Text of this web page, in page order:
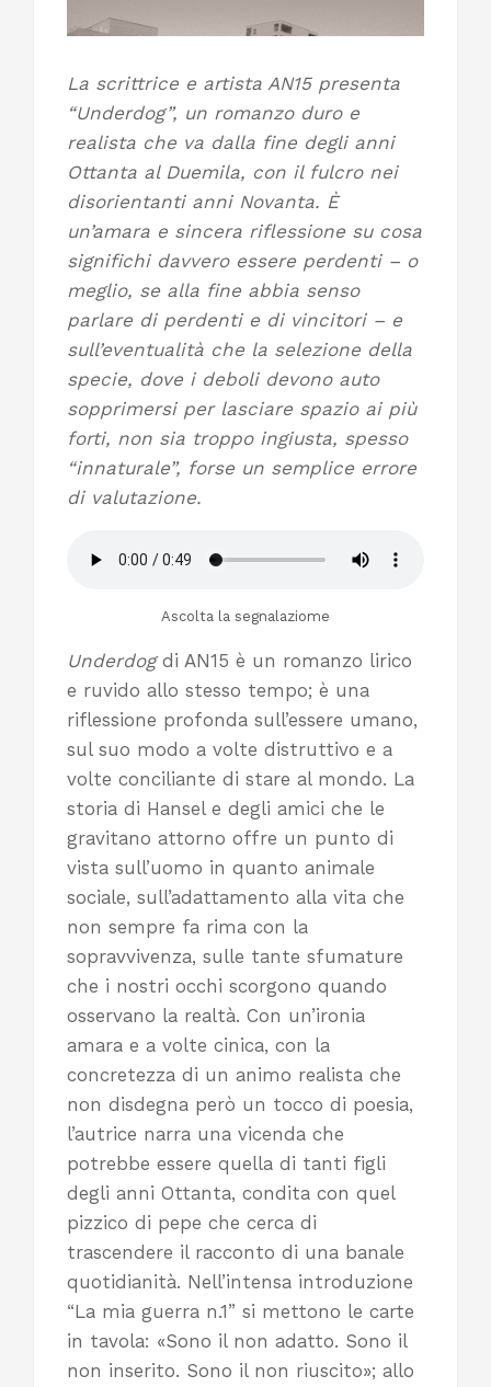
La scrittrice e artista AN15 presenta
“Underdog”, un romanzo duro e
realista che va dalla fine degli anni
Ottanta al Duemila, con il fulcro nei
disorientanti anni Novanta. È
un’amara e sincera riflessione su cosa
significhi davvero essere perdenti – o
meglio, se alla fine abbia senso
parlare di perdenti e di vincitori – e
sull’eventualità che la selezione della
specie, dove i deboli devono auto
sopprimersi per lasciare spazio ai più
forti, non sia troppo ingiusta, spesso
“innaturale”, forse un semplice errore
di valutazione.
Ascolta la segnalaziome
Underdogdi AN15 è un romanzo lirico
e ruvido allo stesso tempo; è una
riflessione profonda sull’essere umano,
sul suo modo a volte distruttivo e a
volte conciliante di stare al mondo. La
storia di Hansel e degli amici che le
gravitano attorno offre un punto di
vista sull’uomo in quanto animale
sociale, sull’adattamento alla vita che
non sempre fa rima con la
sopravvivenza, sulle tante sfumature
che i nostri occhi scorgono quando
osservano la realtà. Con un’ironia
amara e a volte cinica, con la
concretezza di un animo realista che
non disdegna però un tocco di poesia,
l’autrice narra una vicenda che
potrebbe essere quella di tanti figli
degli anni Ottanta, condita con quel
pizzico di pepe che cerca di
trascendere il racconto di una banale
quotidianità. Nell’intensa introduzione
“La mia guerra n.1” si mettono le carte
in tavola: «Sono il non adatto. Sono il
non inserito. Sono il non riuscito»; allo